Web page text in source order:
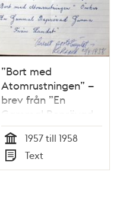
”Bort med
Atomrustningen” –
brev från ”En
Gammal Beprövad
Gumma från
Landet” 1958
Tid
1957 till 1958
Typ
Text